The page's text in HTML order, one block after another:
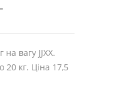
вагу JJXX.
20 кг. Ціна 17,5